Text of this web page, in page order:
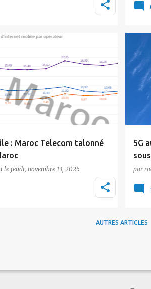
déploiement de la 5G au
: Maroc Telecom talonné
statistiques publiées par
de réglementation des
le jeudi, novembre 13, 2025
5G
Le
par
Tic
AUTRES ARTICLES